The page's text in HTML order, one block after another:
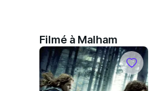
Filmé à Malham